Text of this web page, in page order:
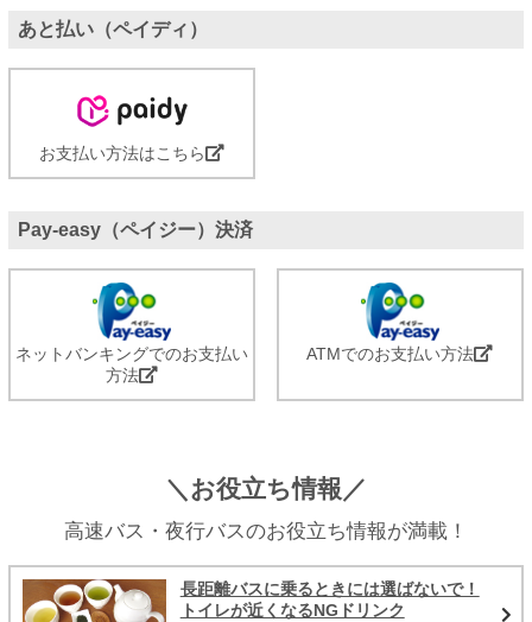
あと払い（ペイディ）
お支払い方法はこちら
Pay-easy（ペイジー）決済
ネットバンキングでのお支払い
方法
ATMでのお支払い方法
＼お役立ち情報／
高速バス・夜行バスのお役立ち情報が満載！
長距離バスに乗るときには選ばないで！
トイレが近くなるNGドリンク